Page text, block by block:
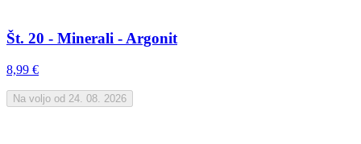
Št. 20 - Minerali - Argonit
8,99 €
Na voljo od 24. 08. 2026